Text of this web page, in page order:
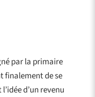
par la primaire
finalement de se
d’un revenu